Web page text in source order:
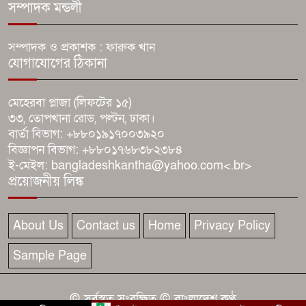
ধামরাইয়ে মাদকবিরোধী ফুটবল
যে ডকুমেন্টারিতে আবু সাঈদের ছবি
নেই, সেটা কোনো ডকুমেন্টারি নয়:
ভারপ্রাপ্ত রাষ্ট্রপতি
ওএলইডি মনিটর আনলো গিগাবাইট
সম্পাদক মন্ডলী
সম্পাদক ও প্রকাশক : ফারুক খান
যোগাযোগের ঠিকানা
মেহেরবা প্লাজা (লিফটের ১৫)
৩৩, তোপখানা রোড, পল্টন, ঢাকা।
বার্তা বিভাগ: +৮৮০১৯১৭০০৩৯২০
বিজ্ঞাপন বিভাগ: +৮৮০১৭৬৮৩৮২৩৮৪
ই-মেইল: bangladeshkantha@yahoo.com<.br>
প্রয়োজনীয় লিঙ্ক
About Us Contact us Home
Privacy Policy
Sample Page
© সর্বস্বত্ব সংরক্ষিত © বাংলাদেশ কণ্ঠ